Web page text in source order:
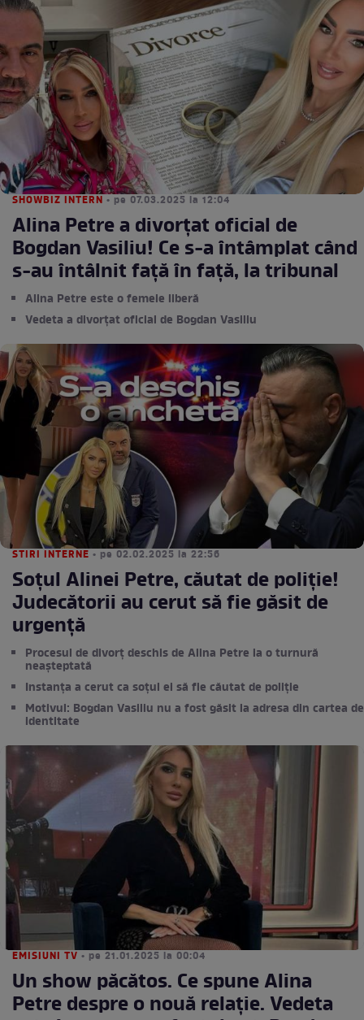
SHOWBIZ INTERN • pe 07.03.2025 la 12:04
Alina Petre a divorțat oficial de
Bogdan Vasiliu! Ce s-a întâmplat când
s-au întâlnit față în față, la tribunal
Alina Petre este o femeie liberă
Vedeta a divorțat oficial de Bogdan Vasiliu
STIRI INTERNE • pe 02.02.2025 la 22:56
Soțul Alinei Petre, căutat de poliție!
Judecătorii au cerut să fie găsit de
urgență
Procesul de divorț deschis de Alina Petre ia o turnură
neașteptată
Instanța a cerut ca soțul ei să fie căutat de poliție
Motivul: Bogdan Vasiliu nu a fost găsit la adresa din cartea de
identitate
EMISIUNI TV • pe 21.01.2025 la 00:04
Un show păcătos. Ce spune Alina
Petre despre o nouă relație. Vedeta